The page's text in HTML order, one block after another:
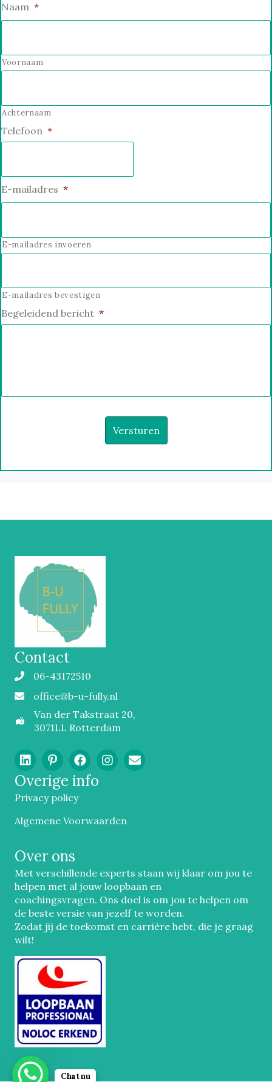
Naam *
Voornaam
Achternaam
Telefoon *
E-mailadres *
E-mailadres invoeren
E-mailadres bevestigen
Begeleidend bericht *
Contact
Mobiel06-43172510
Emailoffice@b-u-fully.nl
Van der Takstraat 20,
3071LL Rotterdam
Overige info
Privacy policy
Algemene Voorwaarden
Over ons
Met verschillende experts staan wij klaar om jou te
helpen met al jouw loopbaan en
coachingsvragen. Ons doel is om jou te helpen om
de beste versie van jezelf te worden.
Zodat jij de toekomst en carrière hebt, die je graag
wilt!
Chat nu